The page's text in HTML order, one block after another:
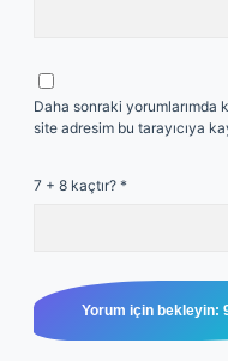
Daha sonraki yorumlarımda
site adresim bu tarayıcıya
7 + 8 kaçtır? *